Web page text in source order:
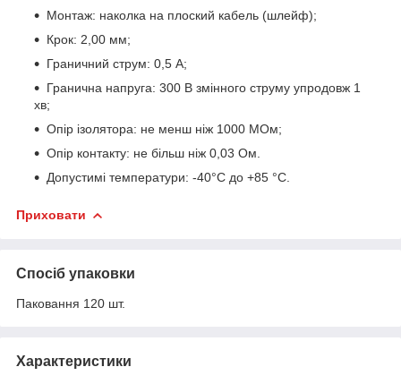
Монтаж: наколка на плоский кабель (шлейф);
Крок: 2,00 мм;
Граничний струм: 0,5 А;
Гранична напруга: 300 В змінного струму упродовж 1
хв;
Опір ізолятора: не менш ніж 1000 МОм;
Опір контакту: не більш ніж 0,03 Ом.
Допустимі температури: -40°C до +85 °C.
Приховати
Спосіб упаковки
Паковання 120 шт.
Характеристики